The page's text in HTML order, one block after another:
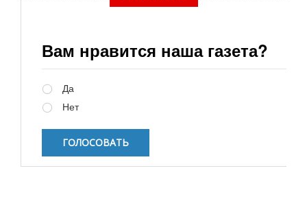
Вам нравится наша газета?
Да
Нет